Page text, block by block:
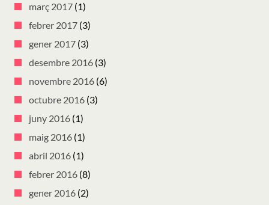
març 2017 (1)
febrer 2017 (3)
gener 2017 (3)
desembre 2016 (3)
novembre 2016 (6)
octubre 2016 (3)
juny 2016 (1)
maig 2016 (1)
abril 2016 (1)
febrer 2016 (8)
gener 2016 (2)